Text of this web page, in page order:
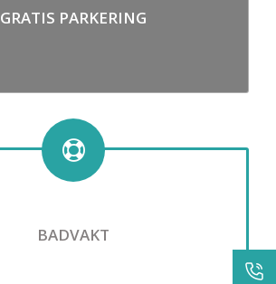
GRATIS PARKERING
BADVAKT